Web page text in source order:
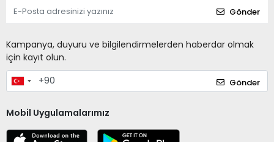
Gönder
Kampanya, duyuru ve bilgilendirmelerden haberdar olmak
için kayıt olun.
Gönder
Mobil Uygulamalarımız